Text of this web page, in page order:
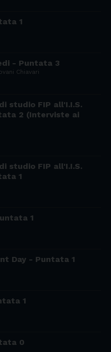
1
- Puntata 3
Chiavari
studio FIP all'I.I.S.
2 (Interviste ai
studio FIP all'I.I.S.
1
1
Day - Puntata 1
1
0